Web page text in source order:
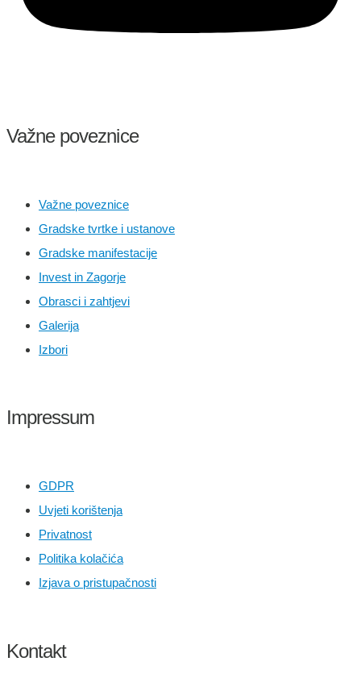
Važne poveznice
Važne poveznice
Gradske tvrtke i ustanove
Gradske manifestacije
Invest in Zagorje
Obrasci i zahtjevi
Galerija
Izbori
Impressum
GDPR
Uvjeti korištenja
Privatnost
Politika kolačića
Izjava o pristupačnosti
Kontakt